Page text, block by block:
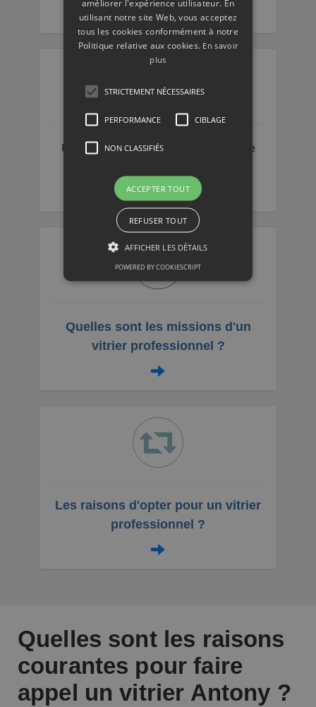
Un changement de vitre sans se
Quelles sont les missions d'un
vitrier professionnel ?
Les raisons d'opter pour un vitrier
professionnel ?
Quelles sont les raisons
courantes pour faire
appel un vitrier Antony ?
améliorer l'expérience utilisateur. En
utilisant notre site Web, vous acceptez
tous les cookies conformément à notre
Politique relative aux cookies. En savoir
plus
STRICTEMENT NÉCESSAIRES
PERFORMANCE CIBLAGE
NON CLASSIFIÉS
ACCEPTER TOUT
REFUSER TOUT
AFFICHER LES DÉTAILS
POWERED BY COOKIESCRIPT